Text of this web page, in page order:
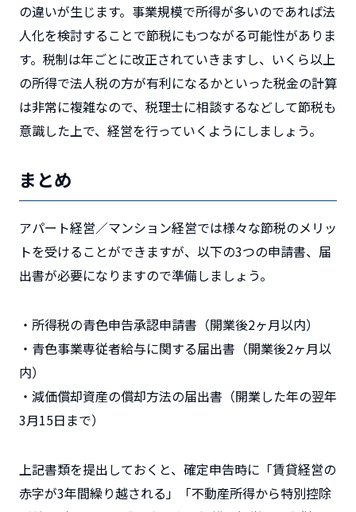
の違いが生じます。事業規模で所得が多いのであれば法
人化を検討することで節税にもつながる可能性がありま
す。税制は年ごとに改正されていきますし、いくら以上
の所得で法人税の方が有利になるかといった税金の計算
は非常に複雑なので、税理士に相談するなどして節税も
意識した上で、経営を行っていくようにしましょう。
まとめ
アパート経営／マンション経営では様々な節税のメリッ
トを受けることができますが、以下の3つの申請書、届
出書が必要になりますので準備しましょう。
・所得税の青色申告承認申請書（開業後2ヶ月以内）
・青色事業専従者給与に関する届出書（開業後2ヶ月以
内）
・減価償却資産の償却方法の届出書（開業した年の翌年
3月15日まで）
上記書類を提出しておくと、確定申告時に「賃貸経営の
赤字が3年間繰り越される」「不動産所得から特別控除